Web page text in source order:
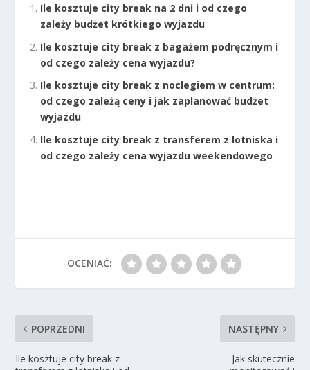
Ile kosztuje city break na 2 dni i od czego
zależy budżet krótkiego wyjazdu
Ile kosztuje city break z bagażem podręcznym i
od czego zależy cena wyjazdu?
Ile kosztuje city break z noclegiem w centrum:
od czego zależą ceny i jak zaplanować budżet
wyjazdu
Ile kosztuje city break z transferem z lotniska i
od czego zależy cena wyjazdu weekendowego
OCENIAĆ:
POPRZEDNI
Ile kosztuje city break z
NASTĘPNY
Jak skutecznie